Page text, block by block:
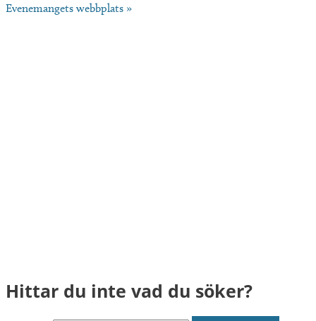
Evenemangets webbplats »
Hittar du inte vad du söker?